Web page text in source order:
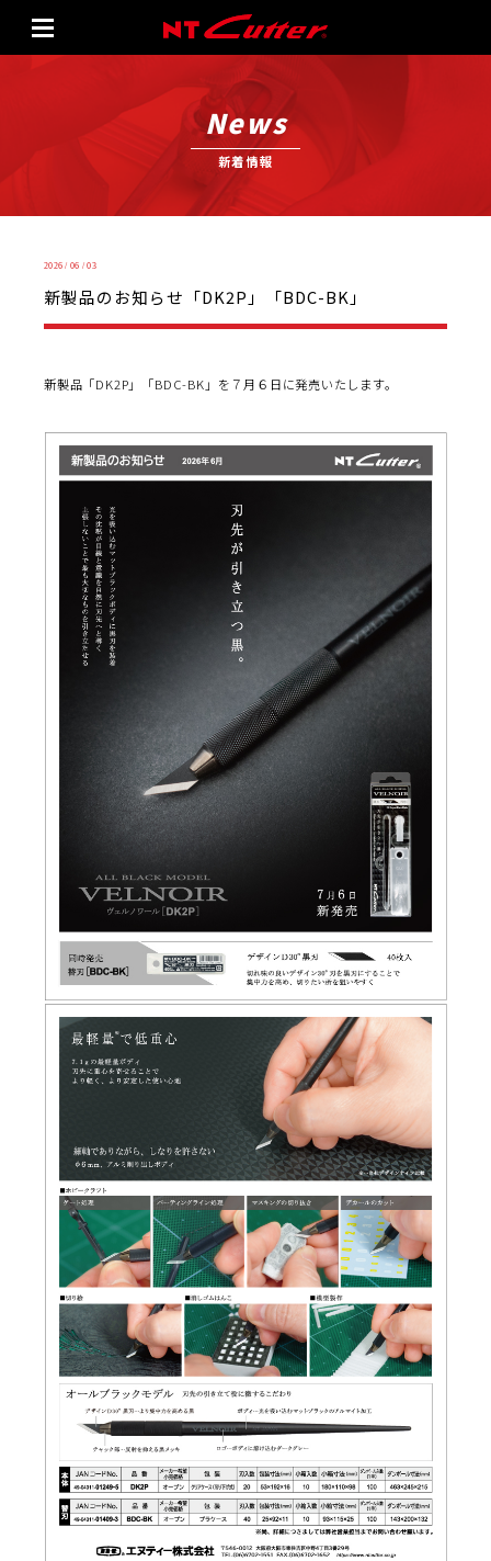
News
新着情報
2026 / 06 / 03
新製品のお知らせ「DK2P」「BDC-BK」
新製品「DK2P」「BDC-BK」を７月６日に発売いたします。